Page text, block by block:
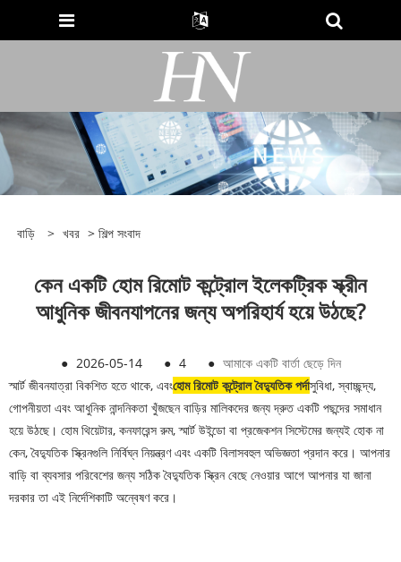
বাড়ি > খবর > শিল্প সংবাদ
কেন একটি হোম রিমোট কন্ট্রোল ইলেকট্রিক স্ক্রীন
আধুনিক জীবনযাপনের জন্য অপরিহার্য হয়ে উঠছে?
● 2026-05-14 ● 4 ● আমাকে একটি বার্তা ছেড়ে দিন
স্মার্ট জীবনযাত্রা বিকশিত হতে থাকে, এবংহোম রিমোট কন্ট্রোল বৈদ্যুতিক পর্দাসুবিধা, স্বাচ্ছন্দ্য,
গোপনীয়তা এবং আধুনিক নান্দনিকতা খুঁজছেন বাড়ির মালিকদের জন্য দ্রুত একটি পছন্দের সমাধান
হয়ে উঠছে। হোম থিয়েটার, কনফারেন্স রুম, স্মার্ট উইন্ডো বা প্রজেকশন সিস্টেমের জন্যই হোক না
কেন, বৈদ্যুতিক স্ক্রিনগুলি নির্বিঘ্ন নিয়ন্ত্রণ এবং একটি বিলাসবহুল অভিজ্ঞতা প্রদান করে। আপনার
বাড়ি বা ব্যবসার পরিবেশের জন্য সঠিক বৈদ্যুতিক স্ক্রিন বেছে নেওয়ার আগে আপনার যা জানা
দরকার তা এই নির্দেশিকাটি অন্বেষণ করে।